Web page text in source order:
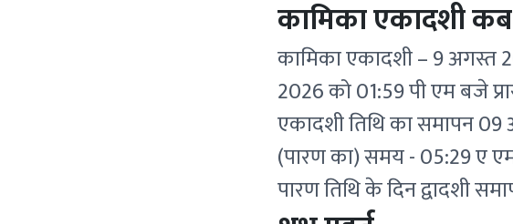
कामिका एकादशी
कामिका एकादशी – 9 अगस्त
2026 को 01:59 पी एम बजे
एकादशी तिथि का समापन
(पारण का) समय - 05:29 ए
पारण तिथि के दिन द्वादशी